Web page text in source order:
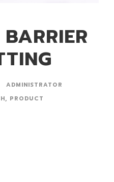
ADMINISTRATOR
, PRODUCT